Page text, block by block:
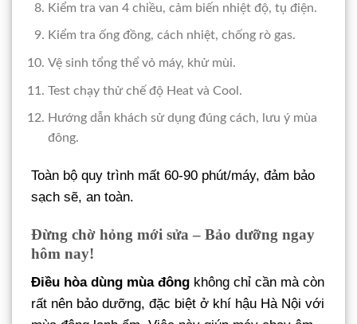
Kiểm tra van 4 chiều, cảm biến nhiệt độ, tụ điện.
Kiểm tra ống đồng, cách nhiệt, chống rò gas.
Vệ sinh tổng thể vỏ máy, khử mùi.
Test chạy thử chế độ Heat và Cool.
Hướng dẫn khách sử dụng đúng cách, lưu ý mùa
đông.
Toàn bộ quy trình mất 60-90 phút/máy, đảm bảo
sạch sẽ, an toàn.
Đừng chờ hỏng mới sửa – Bảo dưỡng ngay
hôm nay!
Điều hòa dùng mùa đông không chỉ cần mà còn
rất nên bảo dưỡng, đặc biệt ở khí hậu Hà Nội với